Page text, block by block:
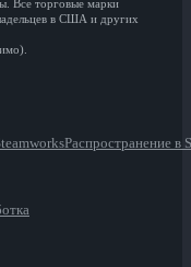
Все торговые марки
в США и других
Распространение в